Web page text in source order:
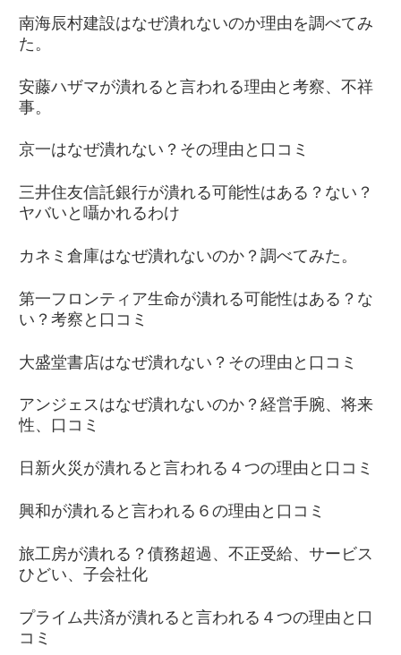
南海辰村建設はなぜ潰れないのか理由を調べてみ
た。
安藤ハザマが潰れると言われる理由と考察、不祥
事。
京一はなぜ潰れない？その理由と口コミ
三井住友信託銀行が潰れる可能性はある？ない？
ヤバいと囁かれるわけ
カネミ倉庫はなぜ潰れないのか？調べてみた。
第一フロンティア生命が潰れる可能性はある？な
い？考察と口コミ
大盛堂書店はなぜ潰れない？その理由と口コミ
アンジェスはなぜ潰れないのか？経営手腕、将来
性、口コミ
日新火災が潰れると言われる４つの理由と口コミ
興和が潰れると言われる６の理由と口コミ
旅工房が潰れる？債務超過、不正受給、サービス
ひどい、子会社化
プライム共済が潰れると言われる４つの理由と口
コミ